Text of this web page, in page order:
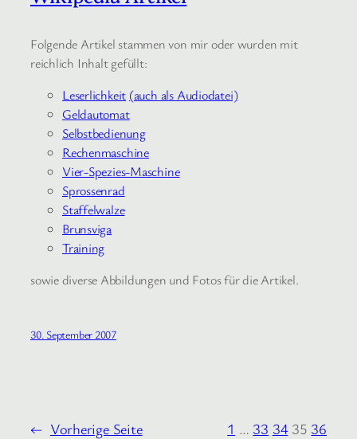
Folgende Artikel stammen von mir oder wurden mit
reichlich Inhalt gefüllt:
Leserlichkeit (auch als Audiodatei)
Geldautomat
Selbstbedienung
Rechenmaschine
Vier-Spezies-Maschine
Sprossenrad
Staffelwalze
Brunsviga
Training
sowie diverse Abbildungen und Fotos für die Artikel.
30. September 2007
← Vorherige Seite 1 … 33 34 35 36